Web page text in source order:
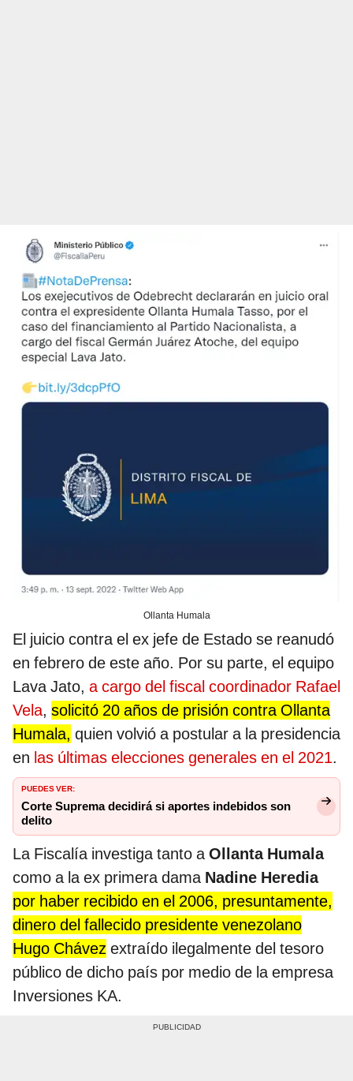
Ollanta Humala
El juicio contra el ex jefe de Estado se reanudó
en febrero de este año. Por su parte, el equipo
Lava Jato, a cargo del fiscal coordinador Rafael
Vela, solicitó 20 años de prisión contra Ollanta
Humala, quien volvió a postular a la presidencia
en las últimas elecciones generales en el 2021.
PUEDES VER:
Corte Suprema decidirá si aportes indebidos son
delito
La Fiscalía investiga tanto a Ollanta Humala
como a la ex primera dama Nadine Heredia
por haber recibido en el 2006, presuntamente,
dinero del fallecido presidente venezolano
Hugo Chávez extraído ilegalmente del tesoro
público de dicho país por medio de la empresa
Inversiones KA.